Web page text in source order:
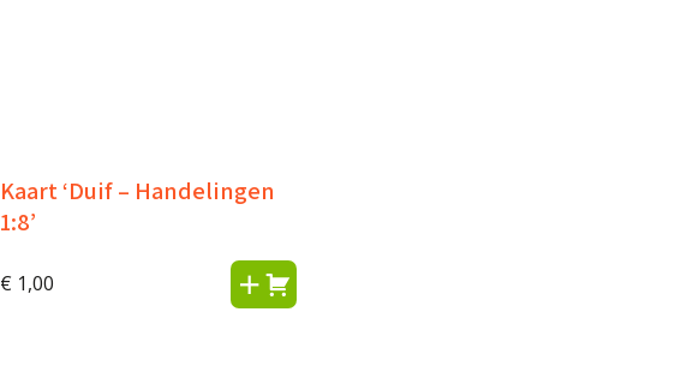
Kaart ‘Duif – Handelingen
1:8’
€ 1,00